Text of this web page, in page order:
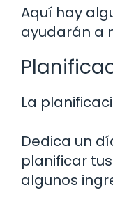
Aquí hay
ayudarán a
La
Dedica un
planificar
algunos